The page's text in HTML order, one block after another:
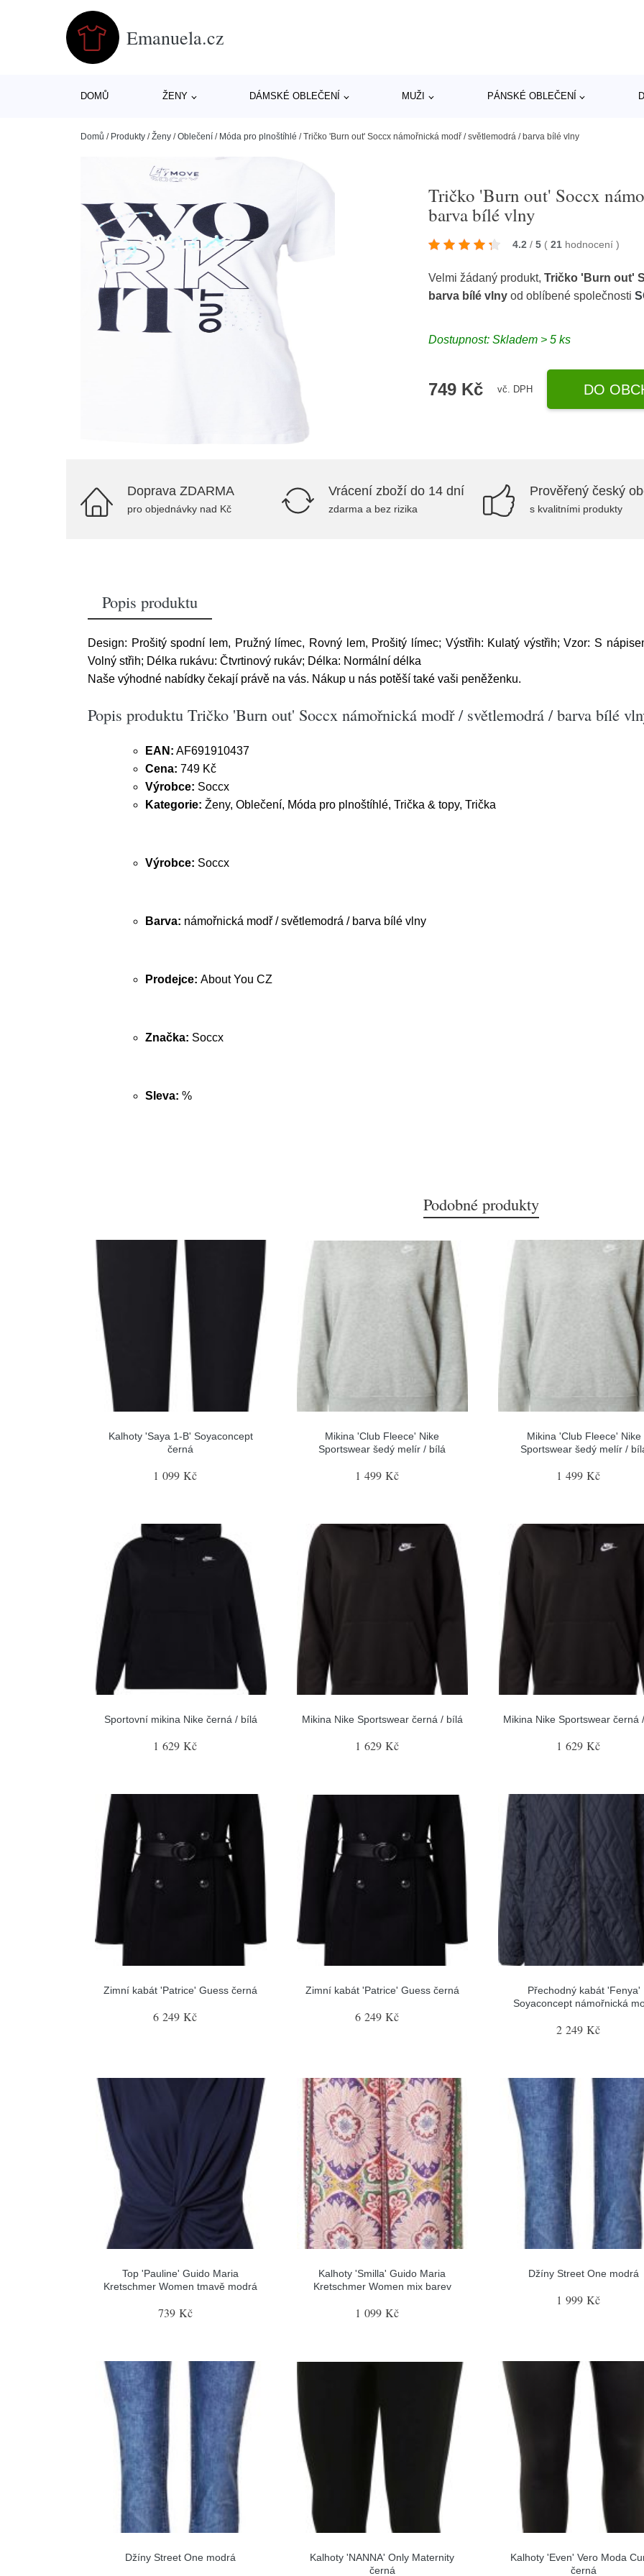
Emanuela.cz
DOMŮ ŽENY DÁMSKÉ OBLEČENÍ MUŽI PÁNSKÉ OBLEČENÍ
Domů / Produkty /Ženy /Oblečení / Móda pro plnoštíhlé /Tričko 'Burn out' Soccx námořnická modř / světlemodrá / barva bílé vlny
Tričko 'Burn out' Soccx
barva bílé vlny
4.2 / 5 ( 21 hodnocení)
Velmi žádaný produkt,Tričko 'Burn out'
barva bílé vlny od oblíbené společnosti
Dostupnost: Skladem > 5 ks
749 Kč vč. DPH DO
Doprava ZDARMA
pro objednávky nad Kč
Vrácení zboží do 14 dní
zdarma a bez rizika
Prověřený český
s kvalitními produkty
Popis produktu
Design: Prošitý spodní lem, Pružný límec, Rovný lem, Prošitý límec; Výstřih: Kulatý výstřih; Vzor: S
Volný střih; Délka rukávu: Čtvrtinový rukáv; Délka: Normální délka
Naše výhodné nabídky čekají právě na vás. Nákup u nás potěší také vaši peněženku.
Popis produktu Tričko 'Burn out' Soccx námořnická modř / světlemodrá / barva bílé
EAN: AF691910437
Cena: 749 Kč
Výrobce: Soccx
Kategorie: Ženy, Oblečení, Móda pro plnoštíhlé, Trička & topy, Trička
Výrobce: Soccx
Barva: námořnická modř / světlemodrá / barva bílé vlny
Prodejce: About You CZ
Značka: Soccx
Sleva: %
Podobné produkty
Kalhoty 'Saya 1-B' Soyaconcept
černá
1 099 Kč
Mikina 'Club Fleece' Nike
Sportswear šedý melír / bílá
1 499 Kč
Mikina 'Club Fleece' Nike
Sportswear šedý melír /
1 499 Kč
Sportovní mikina Nike černá / bílá
1 629 Kč
Mikina Nike Sportswear černá / bílá
1 629 Kč
Mikina Nike Sportswear černá
1 629 Kč
Zimní kabát 'Patrice' Guess černá
6 249 Kč
Zimní kabát 'Patrice' Guess černá
6 249 Kč
Přechodný kabát 'Fenya'
Soyaconcept námořnická
2 249 Kč
Top 'Pauline' Guido Maria
Kretschmer Women tmavě modrá
739 Kč
Kalhoty 'Smilla' Guido Maria
Kretschmer Women mix barev
1 099 Kč
Džíny Street One modrá
1 999 Kč
Džíny Street One modrá
Kalhoty 'NANNA' Only Maternity
černá
Kalhoty 'Even' Vero Moda
černá